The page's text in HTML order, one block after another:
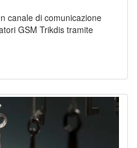
canale di comunicazione
GSM Trikdis tramite